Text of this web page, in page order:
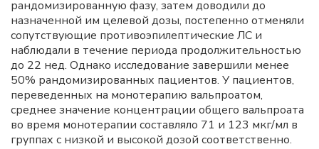
рандомизированную фазу, затем доводили до
назначенной им целевой дозы, постепенно отменяли
сопутствующие противоэпилептические ЛС и
наблюдали в течение периода продолжительностью
до 22 нед. Однако исследование завершили менее
50% рандомизированных пациентов. У пациентов,
переведенных на монотерапию вальпроатом,
среднее значение концентрации общего вальпроата
во время монотерапии составляло 71 и 123 мкг/мл в
группах с низкой и высокой дозой соответственно.